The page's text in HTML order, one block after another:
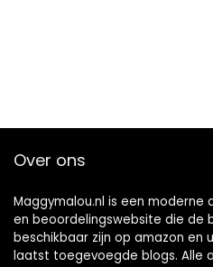
Over ons
Maggymalou.nl is een moderne
en beoordelingswebsite die de
beschikbaar zijn op amazon en
laatst toegevoegde blogs. Alle